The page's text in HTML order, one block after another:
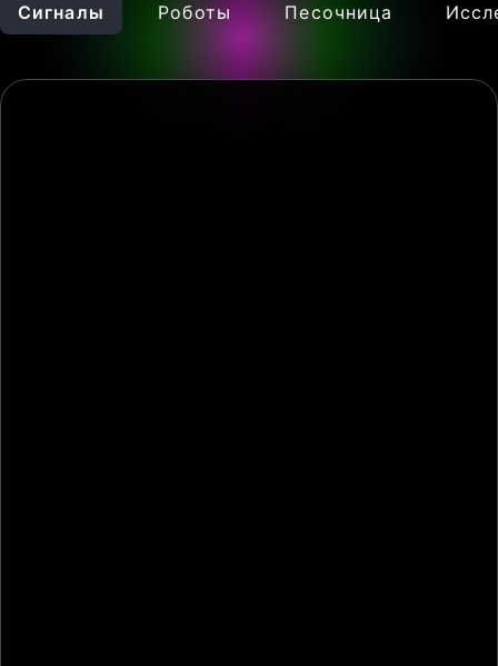
Сигналы Роботы Песочница